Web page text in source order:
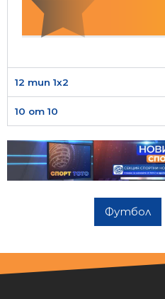
12 тип 1х2
10 от 10
Футбол